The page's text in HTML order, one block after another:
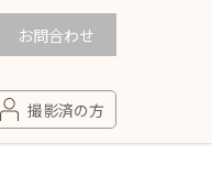
お問合わせ
撮影済の方